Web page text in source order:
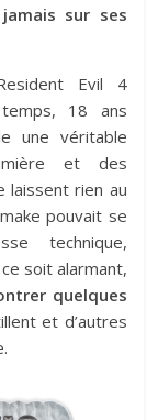
sur ses
Evil 4
18 ans
une véritable
et des
laissent rien au
pouvait se
technique,
ce soit alarmant,
quelques
et d’autres